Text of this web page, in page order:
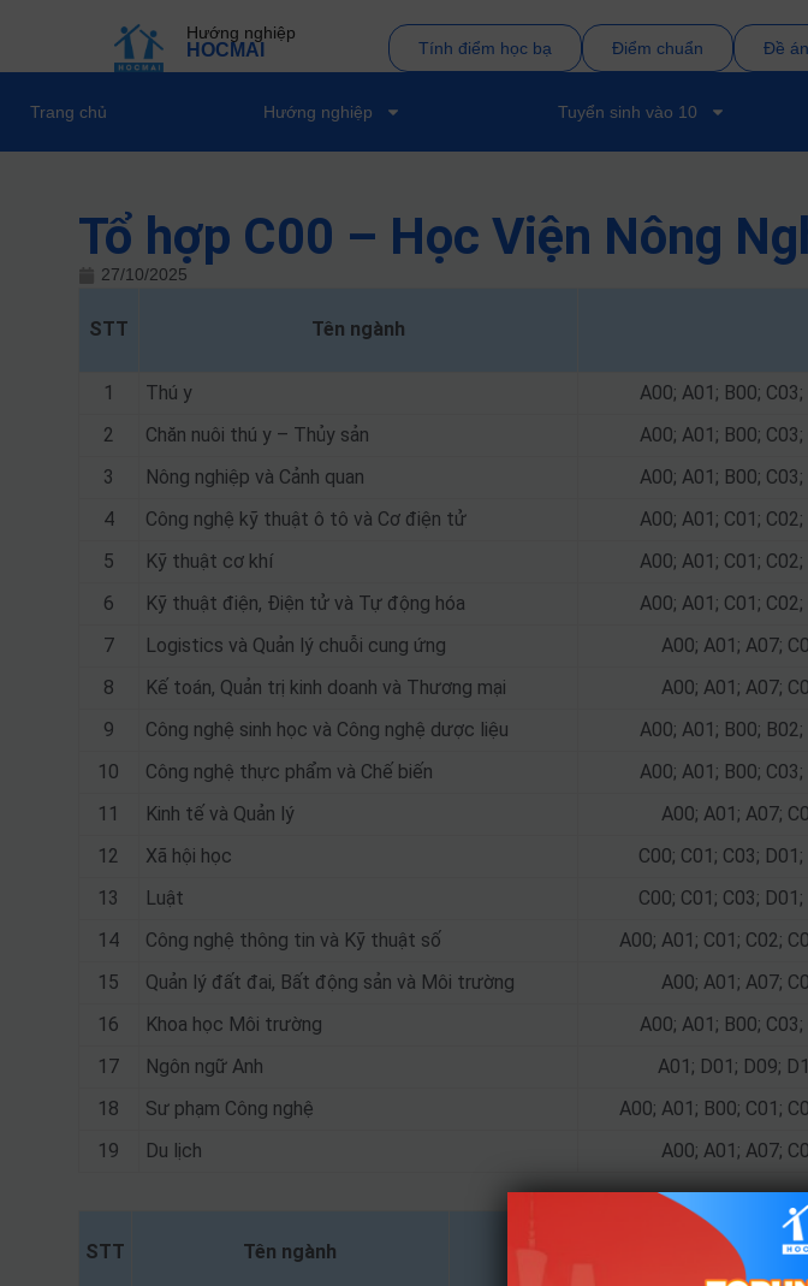
Hướng nghiệp
HOCMAI Tính điểm học bạ Điểm chuẩn Đề
Trang chủ Hướng nghiệp Tuyển sinh vào 10
Tổ hợp C00 – Học Viện Nông
27/10/2025
STT Tên ngành
1
Thú y A00; A01; B00;
2
Chăn nuôi thú y – Thủy sản A00; A01; B00;
3
Nông nghiệp và Cảnh quan A00; A01; B00;
4
Công nghệ kỹ thuật ô tô và Cơ điện tử A00; A01; C01;
5
Kỹ thuật cơ khí A00; A01; C01;
6
Kỹ thuật điện, Điện tử và Tự động hóa A00; A01; C01;
7
Logistics và Quản lý chuỗi cung ứng A00; A01; A07;
8
Kế toán, Quản trị kinh doanh và Thương mại A00; A01; A07;
9
Công nghệ sinh học và Công nghệ dược liệu A00; A01; B00;
10
Công nghệ thực phẩm và Chế biến A00; A01; B00;
11
Kinh tế và Quản lý A00; A01; A07;
12
Xã hội học C00; C01; C03;
13
Luật C00; C01; C03;
14
Công nghệ thông tin và Kỹ thuật số A00; A01; C01; C02;
15
Quản lý đất đai, Bất động sản và Môi trường A00; A01; A07;
16
Khoa học Môi trường A00; A01; B00;
17
Ngôn ngữ Anh A01; D01; D09;
18
Sư phạm Công nghệ A00; A01; B00; C01;
19
Du lịch A00; A01; A07;
STT Tên ngành